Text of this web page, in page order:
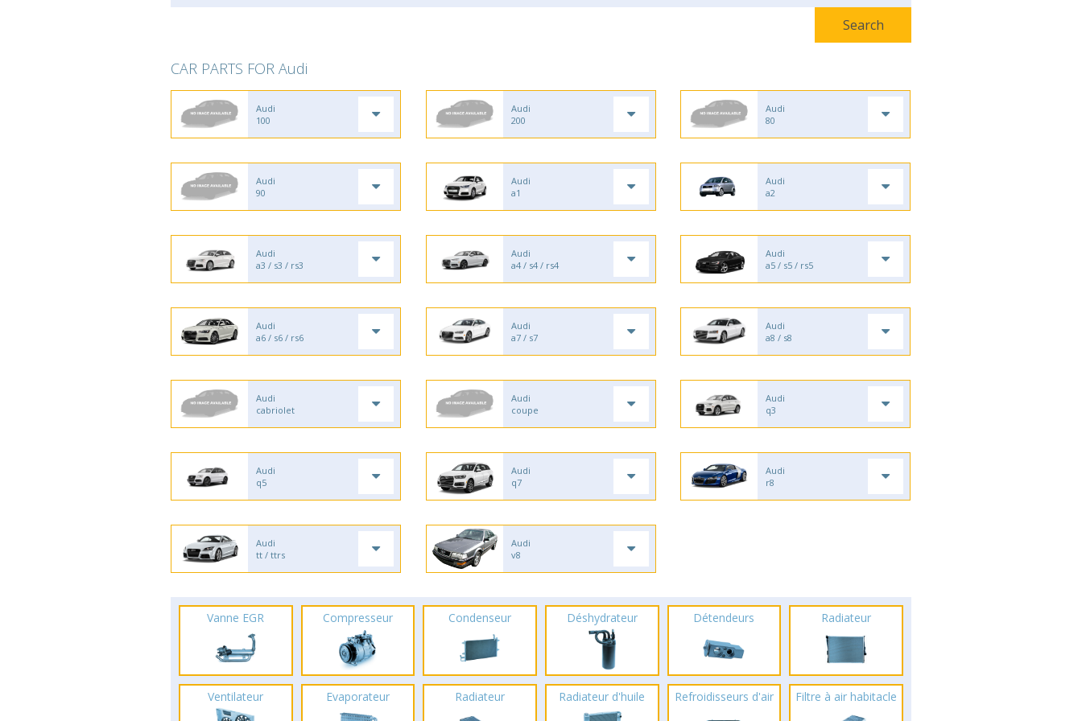
CAR PARTS FOR Audi
Audi
100
Audi
200
Audi
80
Audi
90
Audi
a1
Audi
a2
Audi
a3 / s3 / rs3
Audi
a4 / s4 / rs4
Audi
a5 / s5 / rs5
Audi
a6 / s6 / rs6
Audi
a7 / s7
Audi
a8 / s8
Audi
cabriolet
Audi
coupe
Audi
q3
Audi
q5
Audi
q7
Audi
r8
Audi
tt / ttrs
Audi
v8
Vanne EGR Compresseur Condenseur Déshydrateur Détendeurs Radiateur
Ventilateur Evaporateur Radiateur Radiateur d'huile Refroidisseurs d'air Filtre à air habitacle